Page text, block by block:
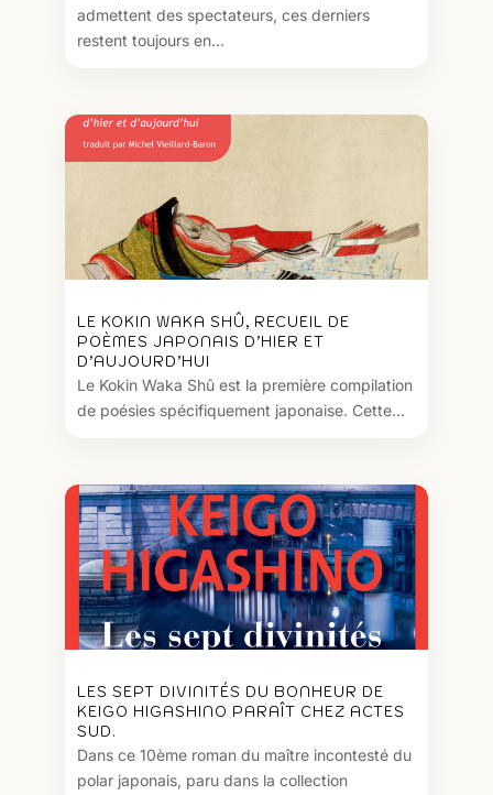
admettent des spectateurs, ces derniers
restent toujours en...
LE KOKIN WAKA SHÛ, RECUEIL DE
POÈMES JAPONAIS D’HIER ET
D’AUJOURD’HUI
Le Kokin Waka Shû est la première compilation
de poésies spécifiquement japonaise. Cette...
LES SEPT DIVINITÉS DU BONHEUR DE
KEIGO HIGASHINO PARAÎT CHEZ ACTES
SUD.
Dans ce 10ème roman du maître incontesté du
polar japonais, paru dans la collection